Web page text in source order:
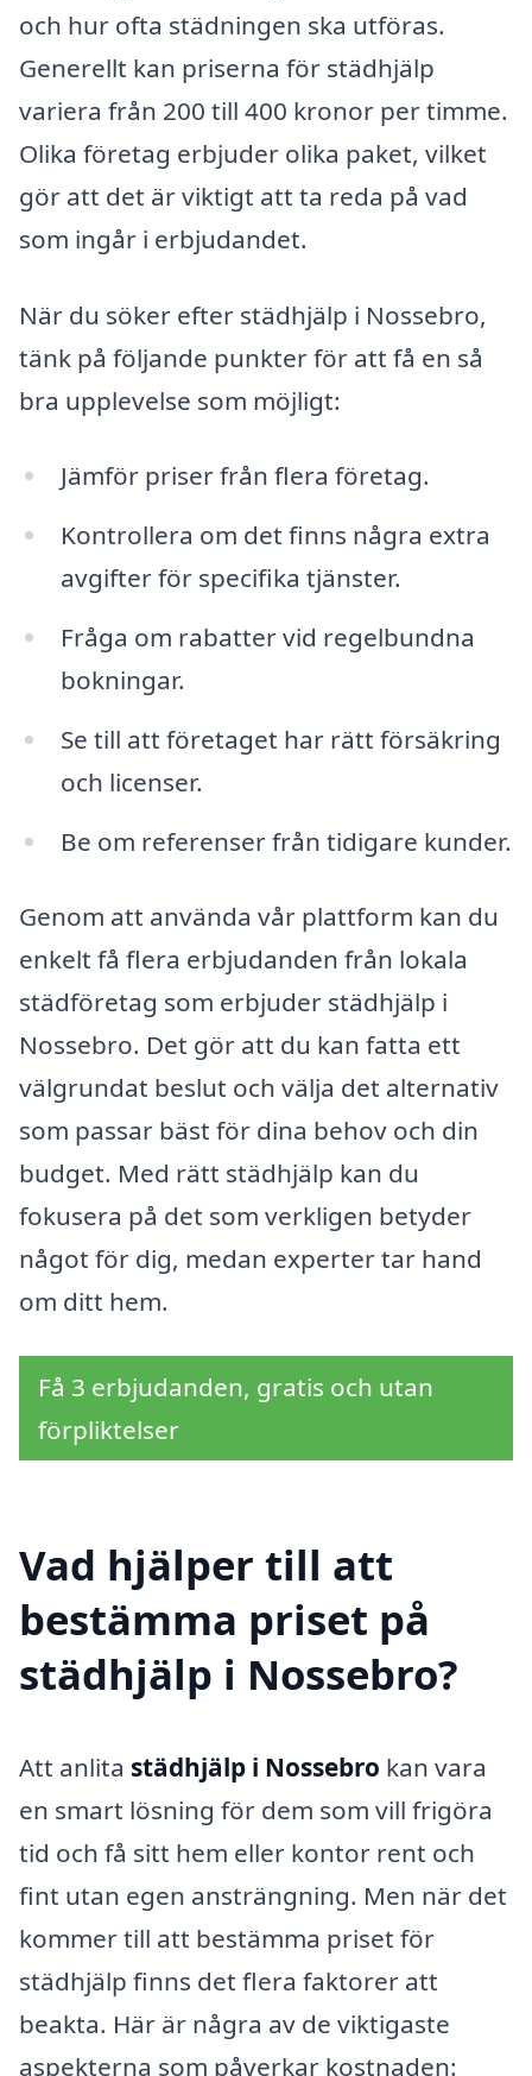
och hur ofta städningen ska utföras.
Generellt kan priserna för städhjälp
variera från 200 till 400 kronor per timme.
Olika företag erbjuder olika paket, vilket
gör att det är viktigt att ta reda på vad
som ingår i erbjudandet.
När du söker efter städhjälp i Nossebro,
tänk på följande punkter för att få en så
bra upplevelse som möjligt:
Jämför priser från flera företag.
Kontrollera om det finns några extra
avgifter för specifika tjänster.
Fråga om rabatter vid regelbundna
bokningar.
Se till att företaget har rätt försäkring
och licenser.
Be om referenser från tidigare kunder.
Genom att använda vår plattform kan du
enkelt få flera erbjudanden från lokala
städföretag som erbjuder städhjälp i
Nossebro. Det gör att du kan fatta ett
välgrundat beslut och välja det alternativ
som passar bäst för dina behov och din
budget. Med rätt städhjälp kan du
fokusera på det som verkligen betyder
något för dig, medan experter tar hand
om ditt hem.
Få 3 erbjudanden, gratis och utan
förpliktelser
Vad hjälper till att
bestämma priset på
städhjälp i Nossebro?
Att anlita städhjälp i Nossebro kan vara
en smart lösning för dem som vill frigöra
tid och få sitt hem eller kontor rent och
fint utan egen ansträngning. Men när det
kommer till att bestämma priset för
städhjälp finns det flera faktorer att
beakta. Här är några av de viktigaste
aspekterna som påverkar kostnaden: